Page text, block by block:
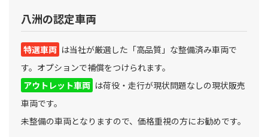
八洲の認定車両
特選車両 は当社が厳選した「高品質」な整備済み車両で
す。オプションで補償をつけられます。
アウトレット車両 は荷役・走行が現状問題なしの現状販売
車両です。
未整備の車両となりますので、価格重視の方にお勧めです。